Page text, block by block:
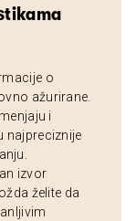
o
ažurirane.
i
najpreciznije
izvor
želite da